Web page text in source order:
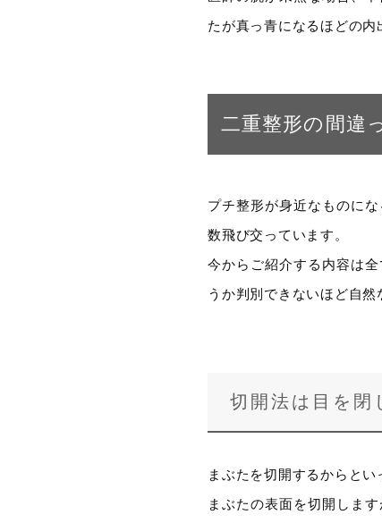
たが真っ青になるほどの内
二重整形の間違
プチ整形が身近なものに
数飛び交っています。
今からご紹介する内容は
うか判別できないほど自然
切開法は目を閉
まぶたを切開するからと
まぶたの表面を切開しま